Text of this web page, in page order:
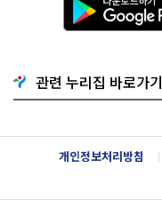
운
로
기
G
o
g
l
e
관련 누리집 바로가기
개인정보처리방침